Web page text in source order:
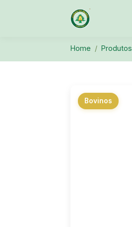
Home Produtos
Bovinos